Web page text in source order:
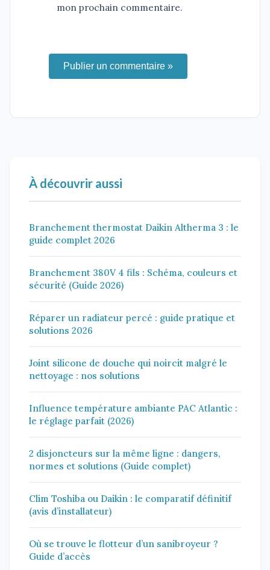
mon prochain commentaire.
Publier un commentaire »
À découvrir aussi
Branchement thermostat Daikin Altherma 3 : le
guide complet 2026
Branchement 380V 4 fils : Schéma, couleurs et
sécurité (Guide 2026)
Réparer un radiateur percé : guide pratique et
solutions 2026
Joint silicone de douche qui noircit malgré le
nettoyage : nos solutions
Influence température ambiante PAC Atlantic :
le réglage parfait (2026)
2 disjoncteurs sur la même ligne : dangers,
normes et solutions (Guide complet)
Clim Toshiba ou Daikin : le comparatif définitif
(avis d’installateur)
Où se trouve le flotteur d’un sanibroyeur ?
Guide d’accès